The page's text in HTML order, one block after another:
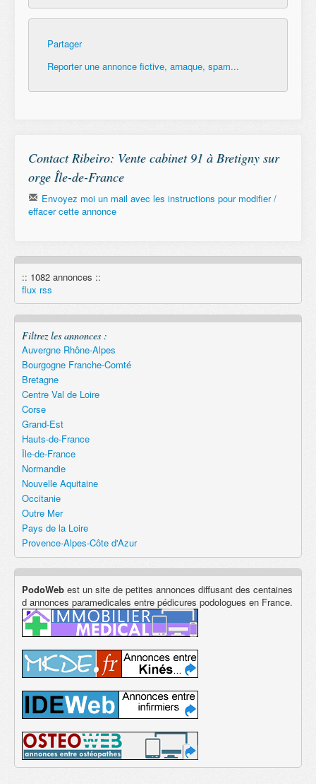
Partager
Reporter une annonce fictive, arnaque, spam...
Contact Ribeiro: Vente cabinet 91 à Bretigny sur
orge Île-de-France
Envoyez moi un mail avec les instructions pour modifier /
effacer cette annonce
Remember
:: 1082 annonces ::
flux rss
Filtrez les annonces :
Auvergne Rhône-Alpes
Bourgogne Franche-Comté
Bretagne
Centre Val de Loire
Corse
Grand-Est
Hauts-de-France
Île-de-France
Normandie
Nouvelle Aquitaine
Occitanie
Outre Mer
Pays de la Loire
Provence-Alpes-Côte d'Azur
PodoWeb est un site de petites annonces diffusant des centaines
d annonces paramedicales entre pédicures podologues en France.